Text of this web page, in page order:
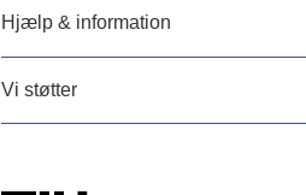
Hjælp & information
Vi støtter